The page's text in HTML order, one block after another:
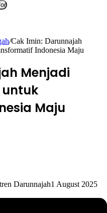
/Cak Imin: Darunnajah
Indonesia Maju
Menjadi
untuk
Maju
Darunnajah1 August 2025